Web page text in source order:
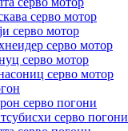
серво мотор
серво мотор
серво мотор
серво мотор
серво мотор
серво погони
серво погони